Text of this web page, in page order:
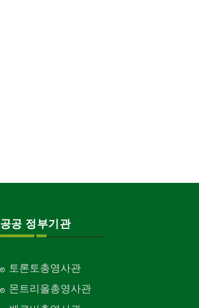
공공 정부기관
토론토총영사관
몬트리올총영사관